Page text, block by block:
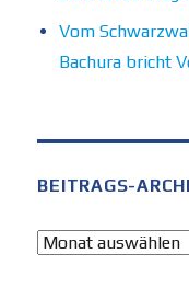
Vom
Bachura bricht
BEITRAGS-
Beitrags-